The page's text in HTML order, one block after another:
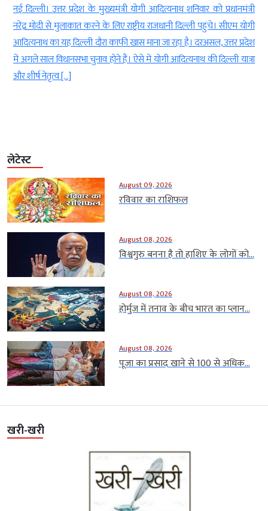
नई दिल्ली। उत्तर प्रदेश के मुख्यमंत्री योगी आदित्यनाथ शनिवार को प्रधानमंत्री
नरेंद्र मोदी से मुलाकात करने के लिए राष्ट्रीय राजधानी दिल्ली पहुंचे। सीएम योगी
आदित्यनाथ का यह दिल्ली दौरा काफी खास माना जा रहा है। दरअसल, उत्तर प्रदेश
में अगले साल विधानसभा चुनाव होने हैं। ऐसे में योगी आदित्यनाथ की दिल्ली यात्रा
और शीर्ष नेतृत्व […]
लेटेस्ट
August 09, 2026
रविवार का राशिफल
August 08, 2026
विश्वगुरु बनना है तो हाशिए के लोगों को...
August 08, 2026
होर्मुज में तनाव के बीच भारत का प्लान...
August 08, 2026
पूजा का प्रसाद खाने से 100 से अधिक...
खरी-खरी